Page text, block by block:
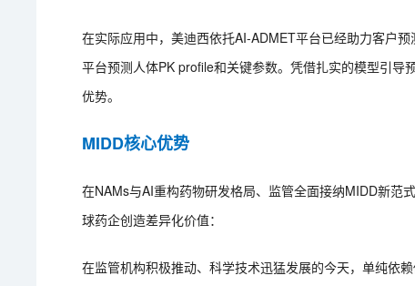
在实际应用中，美迪西依托AI-ADMET平台已经助力客户
平台预测人体PK profile和关键参数。凭借扎实的模型引
优势。
MIDD核心优势
在NAMs与AI重构药物研发格局、监管全面接纳MIDD新范
球药企创造差异化价值：
在监管机构积极推动、科学技术迅猛发展的今天，单纯依